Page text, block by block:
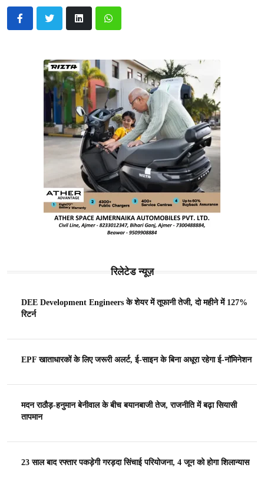
रिलेटेड न्यूज़
DEE Development Engineers के शेयर में तूफानी तेजी, दो महीने में 127%
रिटर्न
EPF खाताधारकों के लिए जरूरी अलर्ट, ई-साइन के बिना अधूरा रहेगा ई-नॉमिनेशन
मदन राठौड़-हनुमान बेनीवाल के बीच बयानबाजी तेज, राजनीति में बढ़ा सियासी
तापमान
23 साल बाद रफ्तार पकड़ेगी गरड़दा सिंचाई परियोजना, 4 जून को होगा शिलान्यास